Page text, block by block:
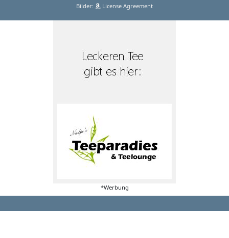
Bilder: License Agreement
*Werbung